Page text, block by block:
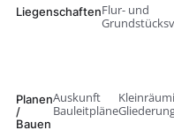
LiegenschaftenFlur- und
Planen
/
Bauen
Auskunft
Bauleitpläne